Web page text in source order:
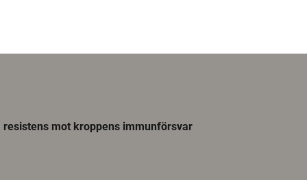
mot kroppens immunförsvar